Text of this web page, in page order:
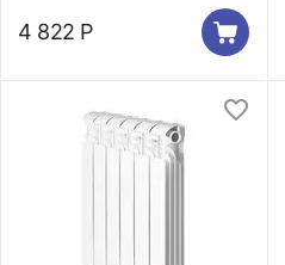
4 822 Р